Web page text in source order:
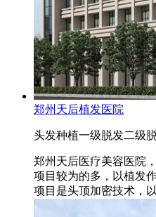
郑州天后植发医院
头发种植一级脱发二级
郑州天后医疗美容医院
项目较为的多，以植发
项目是头顶加密技术，